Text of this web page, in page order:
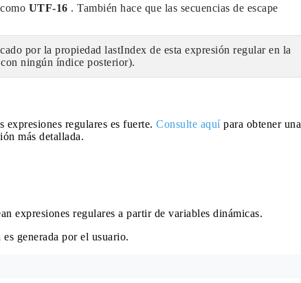
UTF-16 . También hace que las secuencias de escape
por la propiedad lastIndex de esta expresión regular en la
ningún índice posterior).
regulares es fuerte. Consulte aquípara obtener una
más detallada.
expresiones regulares a partir de variables dinámicas.
generada por el usuario.